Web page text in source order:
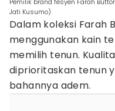
Jati Kusumo)
Dalam koleksi Farah
menggunakan kain
memilih tenun.
diprioritaskan tenun
bahannya adem.